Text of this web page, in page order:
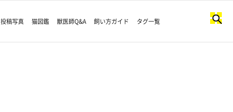
投稿写真 猫図鑑 獣医師Q&A 飼い方ガイド タグ一覧